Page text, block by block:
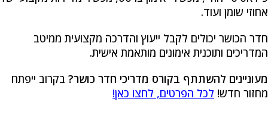
אחוזי שומן ועוד.
חדר הכושר יכולים לקבל ייעוץ והדרכה מקצועית ממיטב
המדריכים ותוכנית אימונים מותאמת אישית.
מעוניינים להשתתף בקורס מדריכי חדר כושר? בקרוב ייפתח
מחזור חדש! לכל הפרטים, לחצו כאן!